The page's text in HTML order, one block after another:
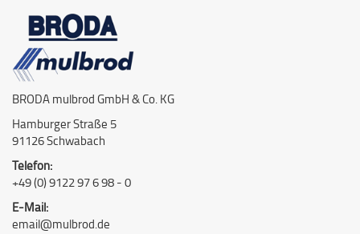
BRODA mulbrod GmbH & Co. KG
Hamburger Straße 5
91126 Schwabach
Telefon:
+49 (0) 9122 97 6 98 - 0
E-Mail:
email@mulbrod.de